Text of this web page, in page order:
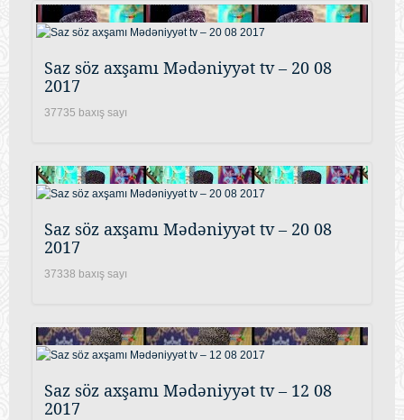
Saz söz axşamı Mədəniyyət tv – 20 08
2017
37735 baxış sayı
Saz söz axşamı Mədəniyyət tv – 20 08
2017
37338 baxış sayı
Saz söz axşamı Mədəniyyət tv – 12 08
2017